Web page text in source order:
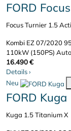
FORD Focus
Focus Turnier 1.5
Kombi EZ 07/2020
110kW (150PS)
16.490 €
Details›
Neu
FORD Kuga
Kuga 1.5 Titanium X